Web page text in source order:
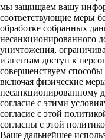
мы защищаем вашу
соответствующие меры
обработке собранных
несанкционированного
уничтожения,
и агентам доступ к
совершенствуем
включая физические
несанкционированному
согласие с этими
согласие с этой
согласны с этой
Ваше дальнейшее